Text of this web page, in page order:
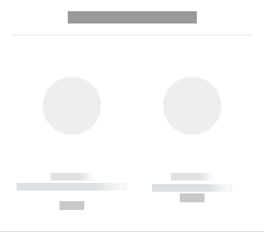
------------
----------- ----------- --------
------------
----------- -----------